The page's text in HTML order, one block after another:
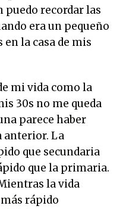
puedo recordar las
era un pequeño
la casa de mis
mi vida como la
30s no me queda
parece haber
anterior. La
que secundaria
que la primaria.
la vida
rápido